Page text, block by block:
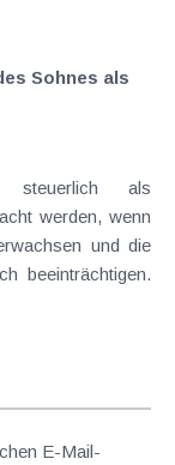
Sohnes als
steuerlich als
werden, wenn
und die
beeinträchtigen.
E-Mail-